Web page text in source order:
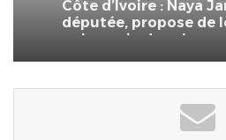
députée, propose de
polygamie dans le